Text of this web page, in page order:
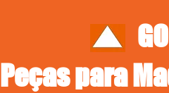
Peças para